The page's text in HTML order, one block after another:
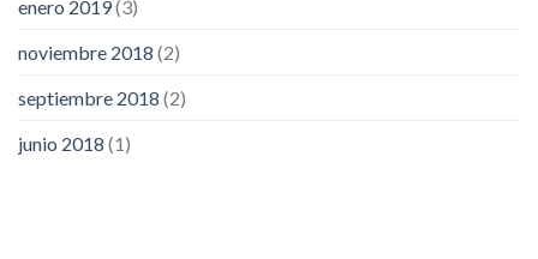
enero 2019(3)
noviembre 2018 (2)
septiembre 2018 (2)
junio 2018 (1)